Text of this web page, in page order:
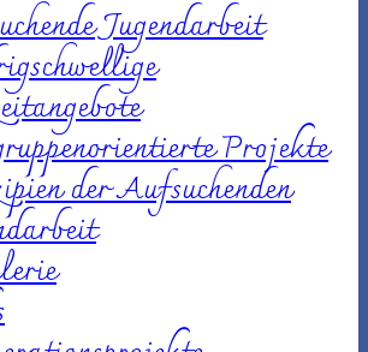
Jugendarbeit
Projekte
der Aufsuchenden